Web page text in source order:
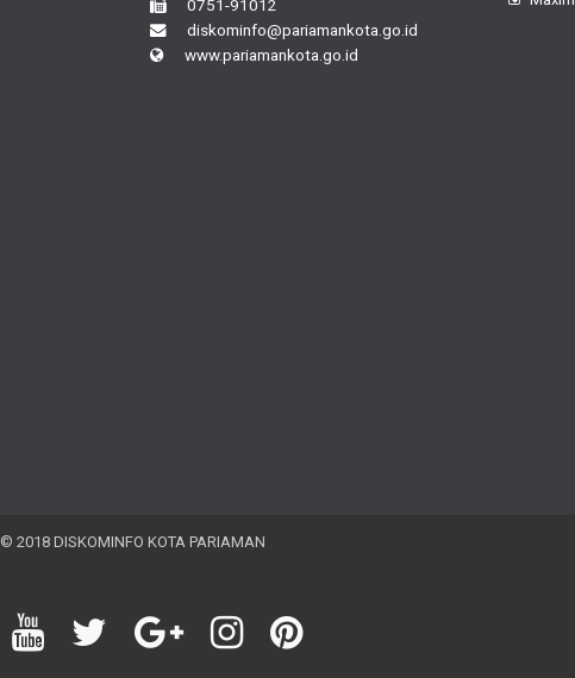
0751-91012
diskominfo@pariamankota.go.id
www.pariamankota.go.id
© 2018 DISKOMINFO KOTA PARIAMAN